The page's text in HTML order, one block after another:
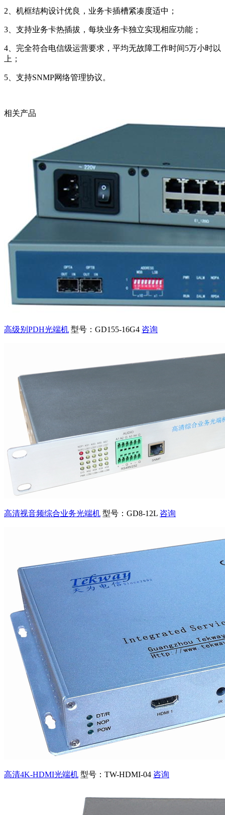
2、机框结构设计优良，业务卡插槽紧凑度适中；
3、支持业务卡热插拔，每块业务卡独立实现相应功能；
4、完全符合电信级运营要求，平均无故障工作时间5万小时以
上；
5、支持SNMP网络管理协议。
相关产品
高级别PDH光端机 型号：GD155-16G4 咨询
高清视音频综合业务光端机 型号：GD8-12L 咨询
高清4K-HDMI光端机 型号：TW-HDMI-04 咨询